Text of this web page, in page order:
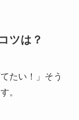
ツは？
たい！」そう
。